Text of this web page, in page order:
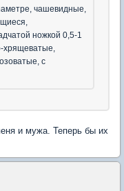
чашевидные,
ножкой 0,5-1
хрящеватые,
с
и мужа. Теперь бы их